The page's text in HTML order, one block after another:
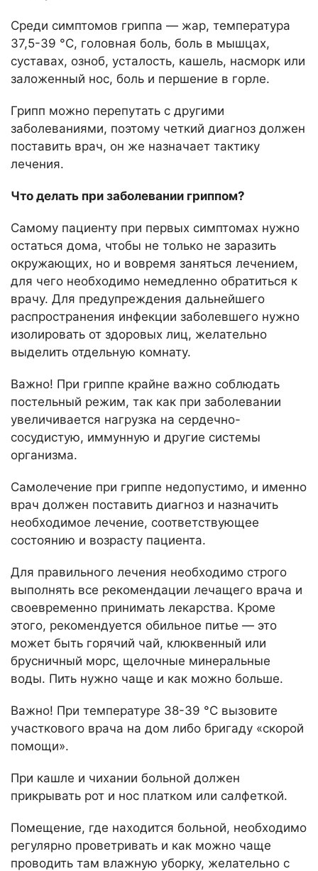
Среди симптомов гриппа — жар, температура
37,5-39 °С, головная боль, боль в мышцах,
суставах, озноб, усталость, кашель, насморк или
заложенный нос, боль и першение в горле.
Грипп можно перепутать с другими
заболеваниями, поэтому четкий диагноз должен
поставить врач, он же назначает тактику
лечения.
Что делать при заболевании гриппом?
Самому пациенту при первых симптомах нужно
остаться дома, чтобы не только не заразить
окружающих, но и вовремя заняться лечением,
для чего необходимо немедленно обратиться к
врачу. Для предупреждения дальнейшего
распространения инфекции заболевшего нужно
изолировать от здоровых лиц, желательно
выделить отдельную комнату.
Важно! При гриппе крайне важно соблюдать
постельный режим, так как при заболевании
увеличивается нагрузка на сердечно-
сосудистую, иммунную и другие системы
организма.
Самолечение при гриппе недопустимо, и именно
врач должен поставить диагноз и назначить
необходимое лечение, соответствующее
состоянию и возрасту пациента.
Для правильного лечения необходимо строго
выполнять все рекомендации лечащего врача и
своевременно принимать лекарства. Кроме
этого, рекомендуется обильное питье — это
может быть горячий чай, клюквенный или
брусничный морс, щелочные минеральные
воды. Пить нужно чаще и как можно больше.
Важно! При температуре 38-39 °С вызовите
участкового врача на дом либо бригаду «скорой
помощи».
При кашле и чихании больной должен
прикрывать рот и нос платком или салфеткой.
Помещение, где находится больной, необходимо
регулярно проветривать и как можно чаще
проводить там влажную уборку, желательно с